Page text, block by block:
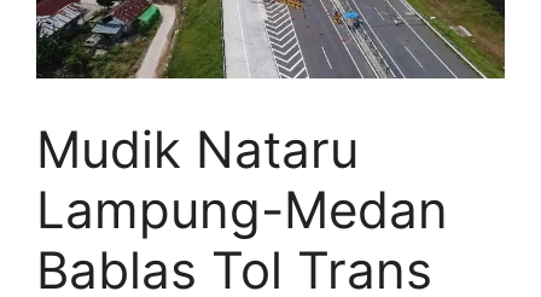
Mudik Nataru
Lampung-Medan
Bablas Tol Trans